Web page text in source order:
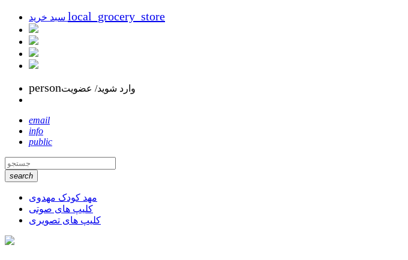
local_grocery_store
personوارد شوید/ عضویت
email
info
public
search
مهد کودک مهدوی
کلیپ های صوتی
کلیپ های تصویری